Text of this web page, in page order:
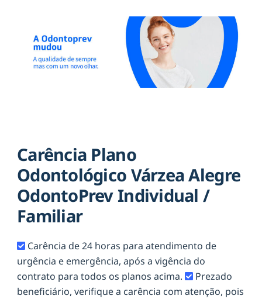
Carência Plano
Odontológico Várzea Alegre
OdontoPrev Individual /
Familiar
Carência de 24 horas para atendimento de
urgência e emergência, após a vigência do
contrato para todos os planos acima.
Prezado
beneficiário, verifique a carência com atenção, pois